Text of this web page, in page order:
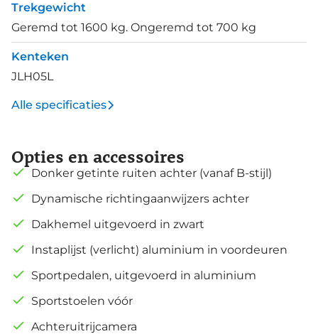
Trekgewicht
Geremd tot 1600 kg. Ongeremd tot 700 kg
Kenteken
JLH05L
Alle specificaties
Opties en accessoires
Donker getinte ruiten achter (vanaf B-stijl)
Dynamische richtingaanwijzers achter
Dakhemel uitgevoerd in zwart
Instaplijst (verlicht) aluminium in voordeuren
Sportpedalen, uitgevoerd in aluminium
Sportstoelen vóór
Achteruitrijcamera